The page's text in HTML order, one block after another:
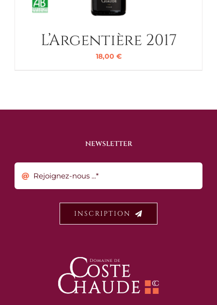
L’Argentière 2017
18,00 €
NEWSLETTER
INSCRIPTION